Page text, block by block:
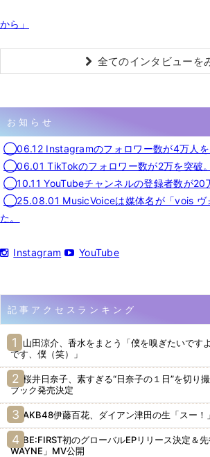
から」
全てのインタビューを
お知らせ
◯06.12 Instagramのフォロワー数が4万人を
◯06.01 TikTokのフォロワー数が2万を突破。
◯10.11 YouTubeチャンネルの登録者数が20
◯25.08.01 MusicVoiceは媒体名が「vois ヴ
た。
Instagram YouTube
記事アクセスランキング
山田涼介、香水をまとう「僕を嗅ぎたいです
です、僕（笑）」
桜井日奈子、素すぎる“日奈子の１日”を切り
ブック発売決定
AKB48伊藤百花、ダイアン津田の生「スー！
BE:FIRST初のグローバルEPリリース決定＆先
WAYNE」MV公開